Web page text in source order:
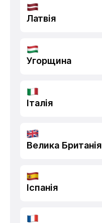
Латвія
Угорщина
Італія
Велика Британія
Іспанія